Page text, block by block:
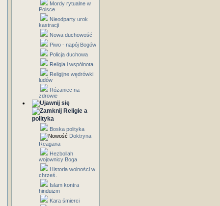
Mordy rytualne w
Polsce
Nieodparty urok
kastracji
Nowa duchowość
Piwo - napój Bogów
Policja duchowa
Religia i wspólnota
Religijne wędrówki
ludów
Różaniec na
zdrowie
Religie a
polityka
Boska polityka
Doktryna
Reagana
Hezbollah
wojownicy Boga
Historia wolności w
chrześ.
Islam kontra
hinduizm
Kara śmierci